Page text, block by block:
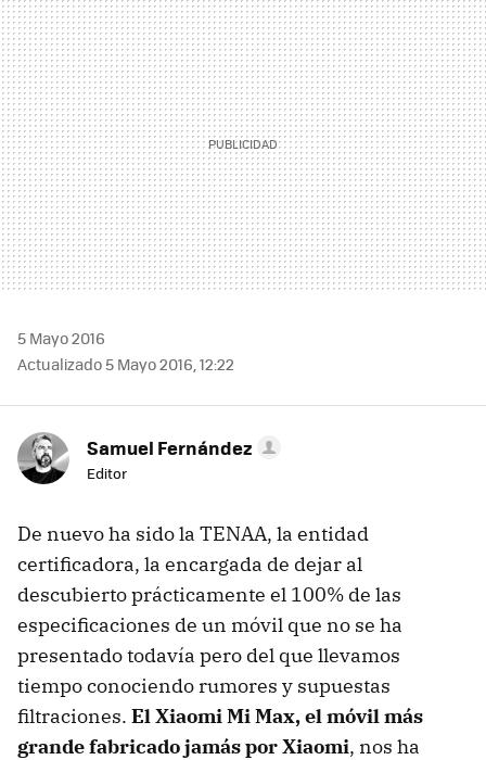
MAIL
5 Mayo 2016
Actualizado 5 Mayo 2016, 12:22
Samuel Fernández
Editor
De nuevo ha sido la TENAA, la entidad
certificadora, la encargada de dejar al
descubierto prácticamente el 100% de las
especificaciones de un móvil que no se ha
presentado todavía pero del que llevamos
tiempo conociendo rumores y supuestas
filtraciones. El Xiaomi Mi Max, el móvil más
grande fabricado jamás por Xiaomi, nos ha